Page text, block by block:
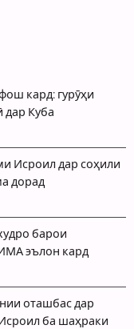
кард: гурӯҳи
дар Куба
Исроил дар соҳили
дорад
барои
эълон кард
оташбас дар
ба шаҳраки